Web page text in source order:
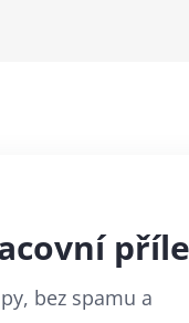
bez spamu a